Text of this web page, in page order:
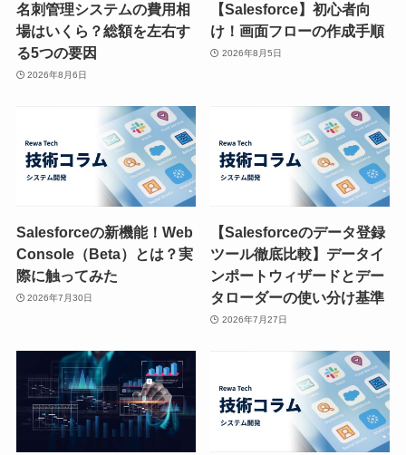
名刺管理システムの費用相
場はいくら？総額を左右す
る5つの要因
2026年8月6日
【Salesforce】初心者向
け！画面フローの作成手順
2026年8月5日
Salesforceの新機能！Web
Console（Beta）とは？実
際に触ってみた
2026年7月30日
【Salesforceのデータ登録
ツール徹底比較】データイ
ンポートウィザードとデー
タローダーの使い分け基準
2026年7月27日